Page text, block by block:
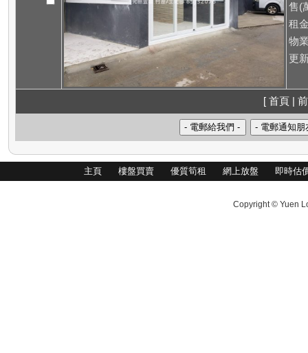
售(
租
物
更
[ 首頁 |
主頁 樓盤買賣 優質筍租 網上放盤 即時估
Copyright © Yuen